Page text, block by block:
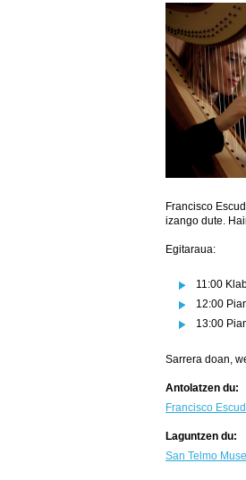
Francisco
izango dute.
Egitaraua:
11:00
12:00
13:00
Sarrera doan,
Antolatzen du:
Francisco
Laguntzen du:
San Telmo